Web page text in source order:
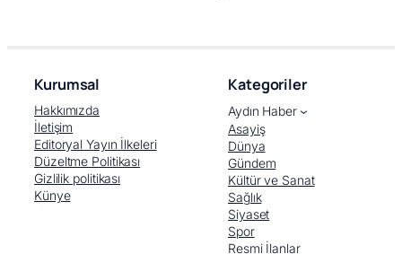
Kurumsal
Hakkımızda
İletişim
Editoryal Yayın İlkeleri
Düzeltme Politikası
Gizlilik politikası
Künye
Kategoriler
Aydın Haber
Asayiş
Dünya
Gündem
Kültür ve Sanat
Sağlık
Siyaset
Spor
Resmi İlanlar